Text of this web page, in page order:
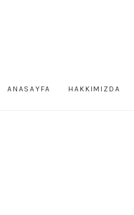
ANASAYFA HAKKIMIZDA